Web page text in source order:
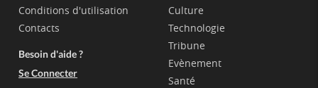
Conditions d'utilisation
Contacts
Besoin d'aide ?
Se Connecter
Culture
Technologie
Tribune
Evènement
Santé